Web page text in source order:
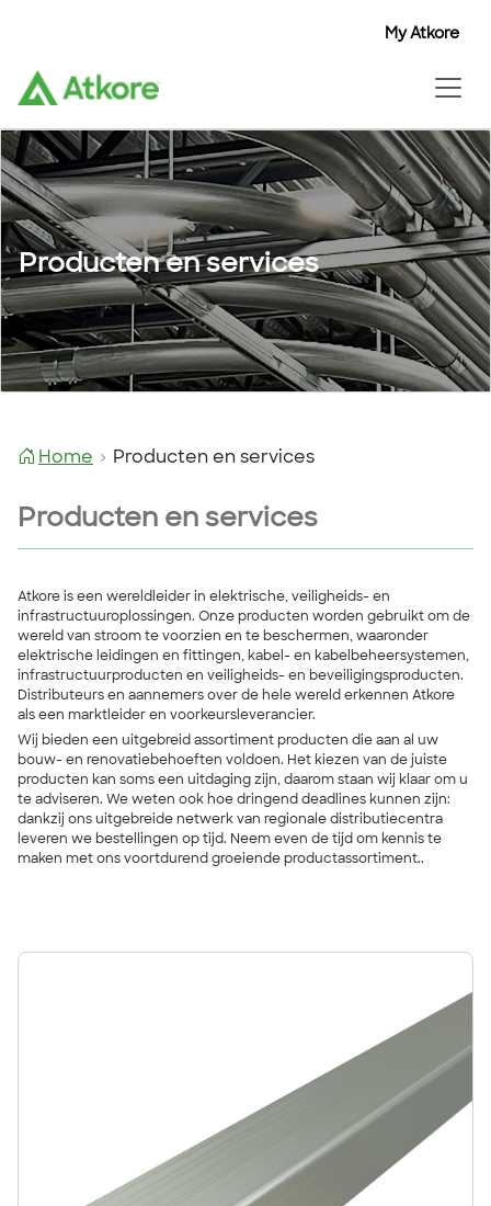
My Atkore
Producten en services
Home Producten en services
Producten en services
Atkore is een wereldleider in elektrische, veiligheids- en
infrastructuuroplossingen. Onze producten worden gebruikt om de
wereld van stroom te voorzien en te beschermen, waaronder
elektrische leidingen en fittingen, kabel- en kabelbeheersystemen,
infrastructuurproducten en veiligheids- en beveiligingsproducten.
Distributeurs en aannemers over de hele wereld erkennen Atkore
als een marktleider en voorkeursleverancier.
Wij bieden een uitgebreid assortiment producten die aan al uw
bouw- en renovatiebehoeften voldoen. Het kiezen van de juiste
producten kan soms een uitdaging zijn, daarom staan wij klaar om u
te adviseren. We weten ook hoe dringend deadlines kunnen zijn:
dankzij ons uitgebreide netwerk van regionale distributiecentra
leveren we bestellingen op tijd. Neem even de tijd om kennis te
maken met ons voortdurend groeiende productassortiment..